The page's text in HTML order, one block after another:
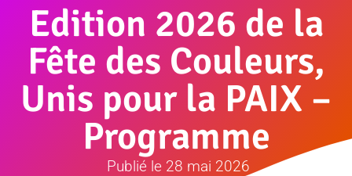
Edition 2026 de la
Fête des Couleurs,
Unis pour la PAIX –
Programme
Publié le 28 mai 2026